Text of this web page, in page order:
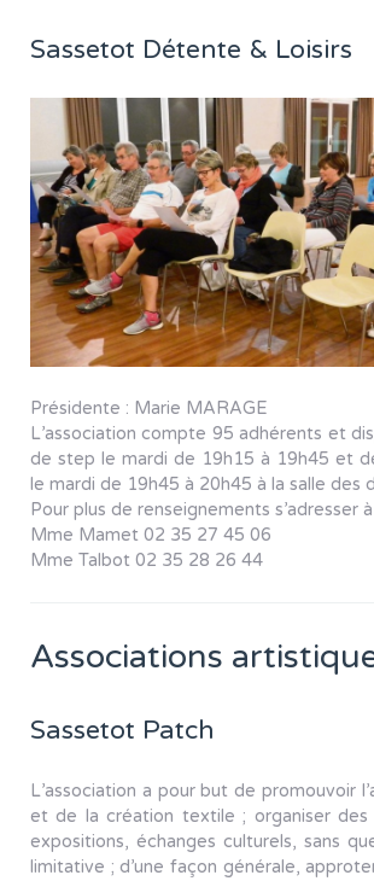
Sassetot Détente & Loisirs
Présidente : Marie MARAGE
L’association compte 95 adhérents et
de step le mardi de 19h15 à 19h45 et
le mardi de 19h45 à 20h45 à la salle des
Pour plus de renseignements s’adresser à
Mme Mamet 02 35 27 45 06
Mme Talbot 02 35 28 26 44
Associations
Sassetot Patch
L’association a pour but de promouvoir
et de la création textile ; organiser des
expositions, échanges culturels, sans
limitative ; d’une façon générale,